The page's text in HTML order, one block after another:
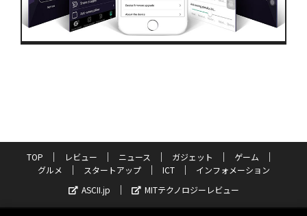
TOP レビュー ニュース ガジェット
ゲーム
グルメ
スタートアップ ICT
インフォメーション
ASCII.jp
MITテクノロジーレビュー